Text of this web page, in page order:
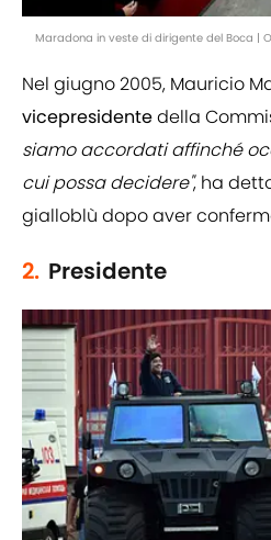
Maradona in veste di dirigente del Boca |
Nel giugno 2005, Mauricio
vicepresidentedella
siamo accordati affinché
cui possa decidere", ha
gialloblù dopo aver
2. Presidente